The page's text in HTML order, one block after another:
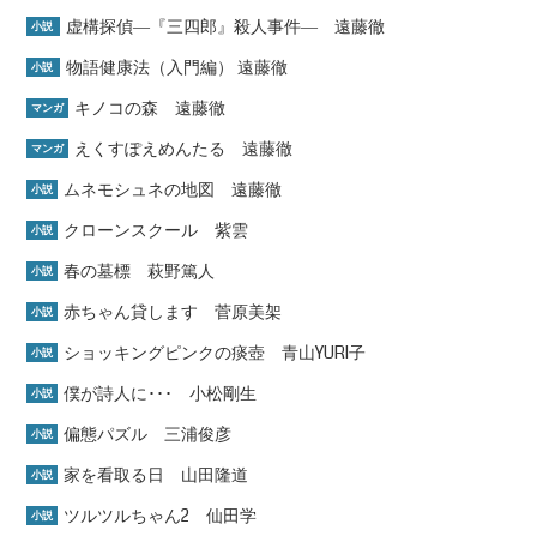
小説 虚構探偵―『三四郎』殺人事件― 遠藤徹
小説 物語健康法（入門編） 遠藤徹
マンガ キノコの森 遠藤徹
マンガ えくすぽえめんたる 遠藤徹
小説 ムネモシュネの地図 遠藤徹
小説 クローンスクール 紫雲
小説 春の墓標 萩野篤人
小説 赤ちゃん貸します 菅原美架
小説 ショッキングピンクの痰壺 青山YURI子
小説 僕が詩人に･･･ 小松剛生
小説 偏態パズル 三浦俊彦
小説 家を看取る日 山田隆道
小説 ツルツルちゃん2 仙田学